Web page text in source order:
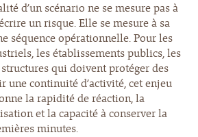
d’un scénario ne se mesure pas à
un risque. Elle se mesure à sa
séquence opérationnelle. Pour les
les établissements publics, les
qui doivent protéger des
une continuité d’activité, cet enjeu
la rapidité de réaction, la
et la capacité à conserver la
minutes.